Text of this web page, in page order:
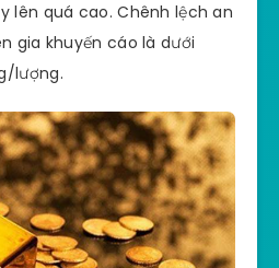
lên quá cao. Chênh lệch an
gia khuyến cáo là dưới
lượng.